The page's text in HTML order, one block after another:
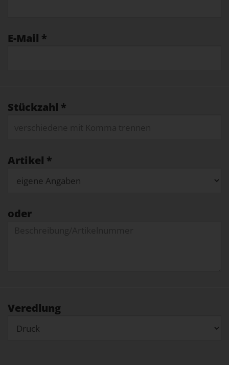
E-Mail *
Stückzahl *
Artikel *
oder
Veredlung